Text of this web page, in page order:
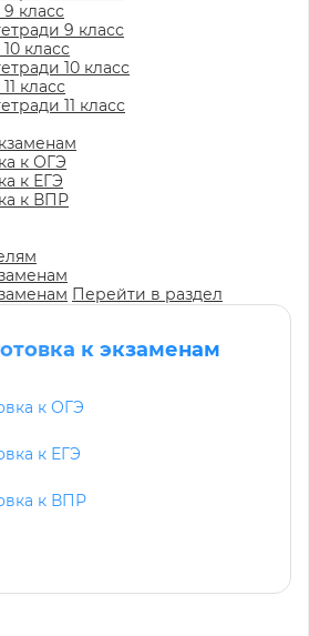
класс
9 класс
класс
10 класс
класс
11 класс
к ОГЭ
к ЕГЭ
к ВПР
Перейти в раздел
к экзаменам
к ОГЭ
к ЕГЭ
к ВПР